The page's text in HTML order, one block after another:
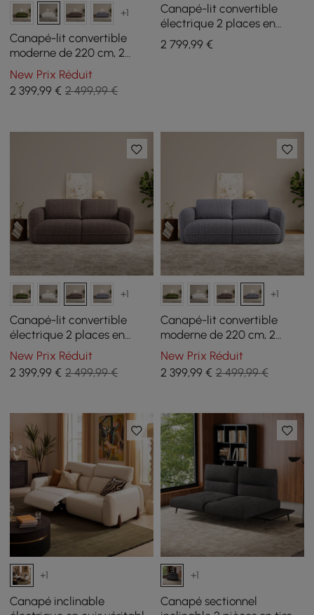
+1
Canapé-lit convertible
moderne de 220 cm, 2
places, en chenille, avec
télécommande
New Prix Réduit
2 399,99 € 2 499,99 €
Canapé-lit convertible
électrique 2 places en
velours performance de
307 cm
2 799,99€
+1
Canapé-lit convertible
électrique 2 places en
chenille moderne de 220
cm avec télécommande
New Prix Réduit
2 399,99 € 2 499,99 €
+1
Canapé-lit convertible
moderne de 220 cm, 2
places, en chenille, avec
télécommande
New Prix Réduit
2 399,99€ 2 499,99 €
+1
Canapé inclinable
+1
Canapé sectionnel